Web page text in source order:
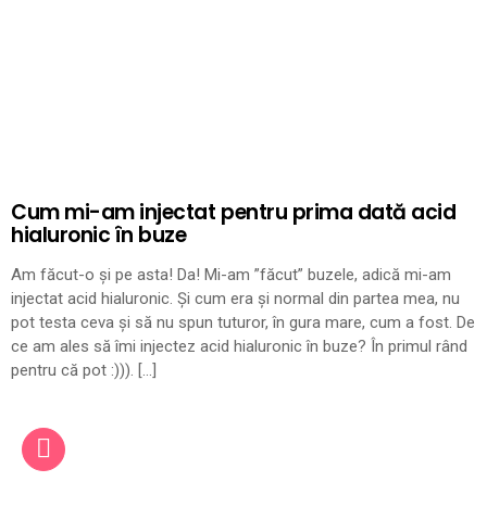
Cum mi-am injectat pentru prima dată acid
hialuronic în buze
Am făcut-o și pe asta! Da! Mi-am ”făcut” buzele, adică mi-am
injectat acid hialuronic. Și cum era și normal din partea mea, nu
pot testa ceva și să nu spun tuturor, în gura mare, cum a fost. De
ce am ales să îmi injectez acid hialuronic în buze? În primul rând
pentru că pot :))). […]